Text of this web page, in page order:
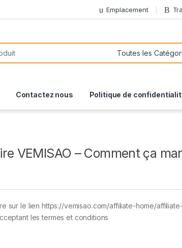
Emplacement
Contactez nous Politique de
VEMISAO – Comment ça
sur le lien https://vemisao.com/affiliate-home/
les termes et conditions